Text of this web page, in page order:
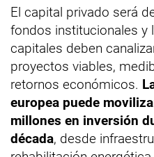
El capital privado será
fondos institucionales y
capitales deben
proyectos viables,
retornos económicos.
europea puede
millones en inversión
década, desde